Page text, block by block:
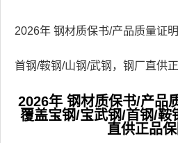
2026年 钢材质保书/产品质量证
首钢/鞍钢/山钢/武钢，钢厂直供正
2026年 钢材质保书/产品
覆盖宝钢/宝武钢/首钢/鞍
直供正品保